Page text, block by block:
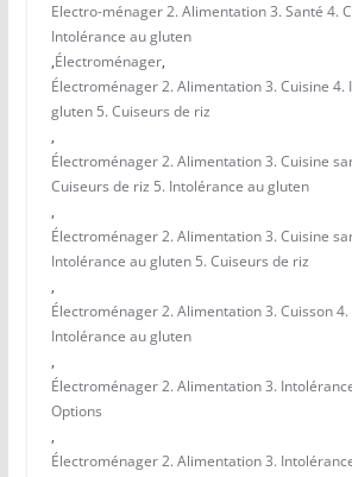
Electro-ménager 2. Alimentation 3. Santé 4.
Intolérance au gluten
,Électroménager,
Électroménager 2. Alimentation 3. Cuisine 4.
gluten 5. Cuiseurs de riz
,
Électroménager 2. Alimentation 3. Cuisine
Cuiseurs de riz 5. Intolérance au gluten
,
Électroménager 2. Alimentation 3. Cuisine
Intolérance au gluten 5. Cuiseurs de riz
,
Électroménager 2. Alimentation 3. Cuisson 4.
Intolérance au gluten
,
Électroménager 2. Alimentation 3.
Options
,
Électroménager 2. Alimentation 3.